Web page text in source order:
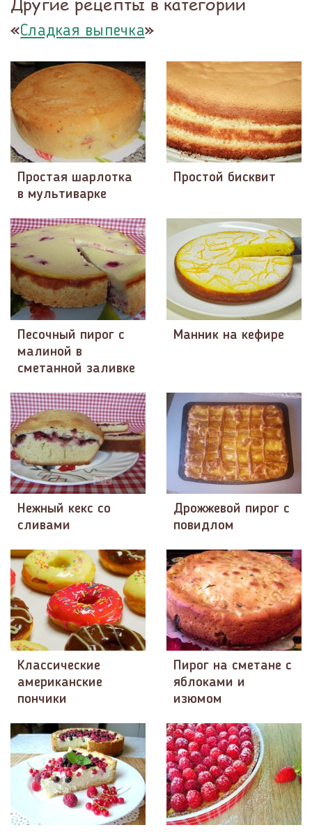
«Сладкая выпечка»
Простая шарлотка
в мультиварке
Простой бисквит
Песочный пирог с
малиной в
сметанной заливке
Манник на кефире
Нежный кекс со
сливами
Дрожжевой пирог с
повидлом
Классические
американские
пончики
Пирог на сметане с
яблоками и
изюмом